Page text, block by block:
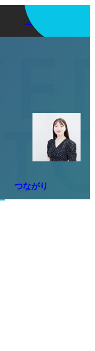
アプリを使う
つながり